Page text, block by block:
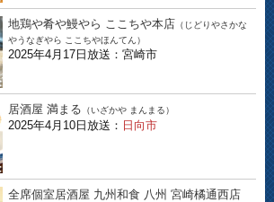
地鶏や肴や鰻やら ここちや本店 （じどりやさかな
やうなぎやら ここちやほんてん）
2025年4月17日放送：宮崎市
居酒屋 満まる （いざかや まんまる）
2025年4月10日放送： 日向市
全席個室居酒屋 九州和食 八州 宮崎橘通西店